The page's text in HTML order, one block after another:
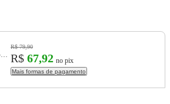
Concha Nylon Sopa Caldo Cozinha Prática Branco KitchenAid
R$ 79,90
R$ 67,92 no pix
Mais formas de pagamento